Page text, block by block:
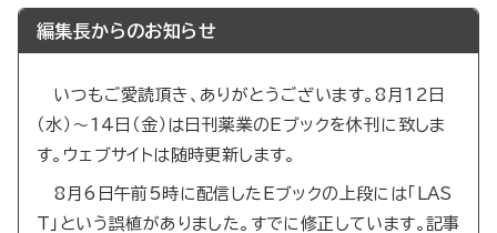
編集長からのお知らせ
いつもご愛読頂き、ありがとうございます。8月12日
（水）～14日（金）は日刊薬業のEブックを休刊に致しま
す。ウェブサイトは随時更新します。
8月6日午前5時に配信したEブックの上段には「LAS
T」という誤植がありました。すでに修正しています。記事